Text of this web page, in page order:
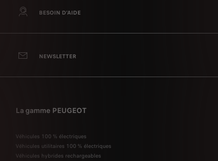
BESOIN D’AIDE
NEWSLETTER
La gamme PEUGEOT
Véhicules 100 % électriques
Véhicules utilitaires 100 % électriques
Véhicules hybrides rechargeables